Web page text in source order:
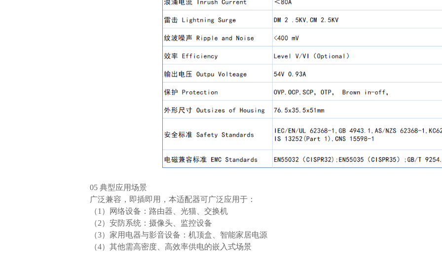
05 典型应用场景
广泛兼容，即插即用，本适配器可广泛应用于：
（1）网络设备：路由器、光猫、交换机
（2）安防系统：摄像头、监控设备
（3）家用电器与影音设备：机顶盒、智能家居电源
（4）其他需高密度、高效率供电的嵌入式场景